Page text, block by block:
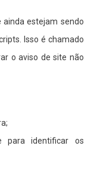
ainda estejam sendo
Isso é chamado
o aviso de site não
para identificar os